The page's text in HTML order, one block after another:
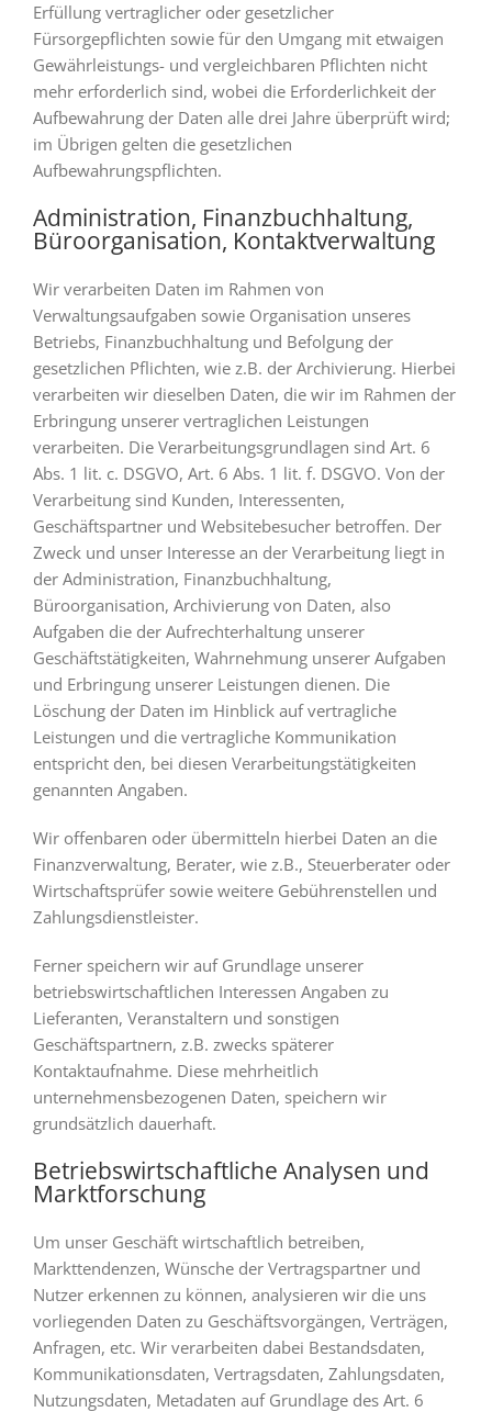
Erfüllung vertraglicher oder gesetzlicher
Fürsorgepflichten sowie für den Umgang mit etwaigen
Gewährleistungs- und vergleichbaren Pflichten nicht
mehr erforderlich sind, wobei die Erforderlichkeit der
Aufbewahrung der Daten alle drei Jahre überprüft wird;
im Übrigen gelten die gesetzlichen
Aufbewahrungspflichten.
Administration, Finanzbuchhaltung,
Büroorganisation, Kontaktverwaltung
Wir verarbeiten Daten im Rahmen von
Verwaltungsaufgaben sowie Organisation unseres
Betriebs, Finanzbuchhaltung und Befolgung der
gesetzlichen Pflichten, wie z.B. der Archivierung. Hierbei
verarbeiten wir dieselben Daten, die wir im Rahmen der
Erbringung unserer vertraglichen Leistungen
verarbeiten. Die Verarbeitungsgrundlagen sind Art. 6
Abs. 1 lit. c. DSGVO, Art. 6 Abs. 1 lit. f. DSGVO. Von der
Verarbeitung sind Kunden, Interessenten,
Geschäftspartner und Websitebesucher betroffen. Der
Zweck und unser Interesse an der Verarbeitung liegt in
der Administration, Finanzbuchhaltung,
Büroorganisation, Archivierung von Daten, also
Aufgaben die der Aufrechterhaltung unserer
Geschäftstätigkeiten, Wahrnehmung unserer Aufgaben
und Erbringung unserer Leistungen dienen. Die
Löschung der Daten im Hinblick auf vertragliche
Leistungen und die vertragliche Kommunikation
entspricht den, bei diesen Verarbeitungstätigkeiten
genannten Angaben.
Wir offenbaren oder übermitteln hierbei Daten an die
Finanzverwaltung, Berater, wie z.B., Steuerberater oder
Wirtschaftsprüfer sowie weitere Gebührenstellen und
Zahlungsdienstleister.
Ferner speichern wir auf Grundlage unserer
betriebswirtschaftlichen Interessen Angaben zu
Lieferanten, Veranstaltern und sonstigen
Geschäftspartnern, z.B. zwecks späterer
Kontaktaufnahme. Diese mehrheitlich
unternehmensbezogenen Daten, speichern wir
grundsätzlich dauerhaft.
Betriebswirtschaftliche Analysen und
Marktforschung
Um unser Geschäft wirtschaftlich betreiben,
Markttendenzen, Wünsche der Vertragspartner und
Nutzer erkennen zu können, analysieren wir die uns
vorliegenden Daten zu Geschäftsvorgängen, Verträgen,
Anfragen, etc. Wir verarbeiten dabei Bestandsdaten,
Kommunikationsdaten, Vertragsdaten, Zahlungsdaten,
Nutzungsdaten, Metadaten auf Grundlage des Art. 6